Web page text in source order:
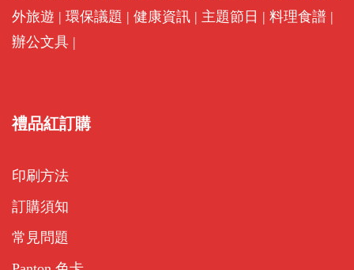
外旅遊 | 環保議題 | 健康資訊 | 主題節日 | 料理食譜 |
辦公文具 |
禮品紅訂購
印刷方法
訂購須知
常見問題